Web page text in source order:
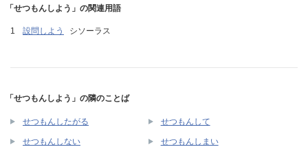
「せつもんしよう」の関連用語
設問しよう シソーラス
「せつもんしよう」の隣のことば
せつもんしたがる せつもんして
せつもんしない せつもんしまい